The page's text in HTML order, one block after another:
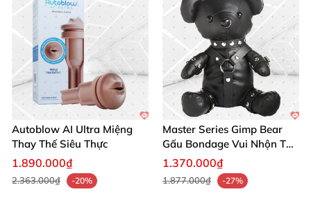
Autoblow AI Ultra Miệng
Thay Thế Siêu Thực
1.890.000₫
2.363.000₫ -20%
Master Series Gimp Bear
Gấu Bondage Vui Nhộn Táo
Bạo
1.370.000₫
1.877.000₫ -27%